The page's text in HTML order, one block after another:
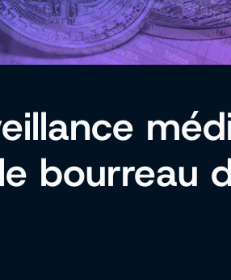
bourreau